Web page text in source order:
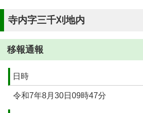
寺内字三千刈地内
移報通報
日時
令和7年8月30日09時47分